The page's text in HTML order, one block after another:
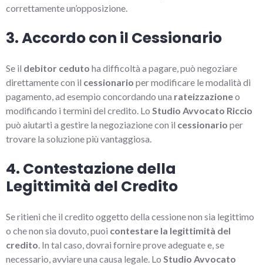
correttamente un’opposizione.
3. Accordo con il Cessionario
Se il debitor ceduto ha difficoltà a pagare, può negoziare
direttamente con il cessionario per modificare le modalità di
pagamento, ad esempio concordando una rateizzazioneo
modificando i termini del credito. Lo Studio Avvocato Riccio
può aiutarti a gestire la negoziazione con il cessionario per
trovare la soluzione più vantaggiosa.
4. Contestazione della
Legittimità del Credito
Se ritieni che il credito oggetto della cessione non sia legittimo
o che non sia dovuto, puoi contestare la legittimità del
credito. In tal caso, dovrai fornire prove adeguate e, se
necessario, avviare una causa legale. Lo Studio Avvocato